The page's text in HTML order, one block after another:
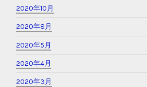
2020年10月
2020年8月
2020年5月
2020年4月
2020年3月